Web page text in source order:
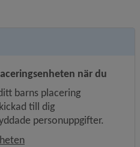
när du
barns placering
till dig
personuppgifter.